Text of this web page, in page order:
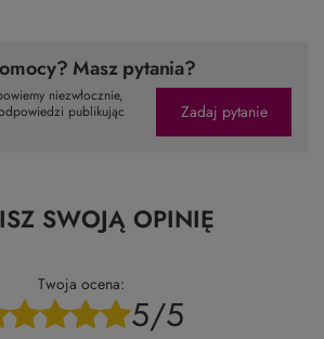
Masz pytania?
niezwłocznie,
publikując
Zadaj pytanie
SWOJĄ OPINIĘ
Twoja ocena:
5/5